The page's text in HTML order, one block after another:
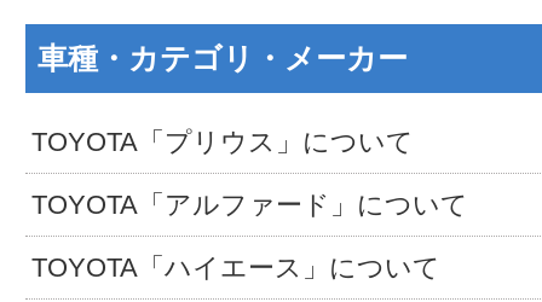
車種・カテゴリ・メーカー
TOYOTA「プリウス」について
TOYOTA「アルファード」について
TOYOTA「ハイエース」について